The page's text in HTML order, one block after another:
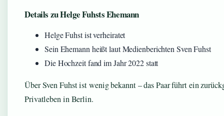
Details zu Helge Fuhsts Ehemann
Helge Fuhst ist verheiratet
Sein Ehemann heißt laut Medienberichten Sven Fuhst
Die Hochzeit fand im Jahr 2022 statt
Über Sven Fuhst ist wenig bekannt – das Paar führt ein
Privatleben in Berlin.